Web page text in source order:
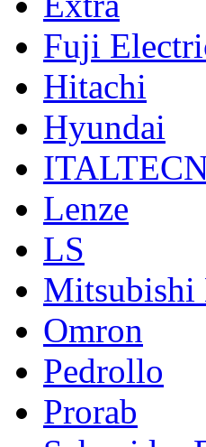
Fuji
Hitachi
Hyundai
Lenze
LS
Mitsubishi
Omron
Pedrollo
Prorab